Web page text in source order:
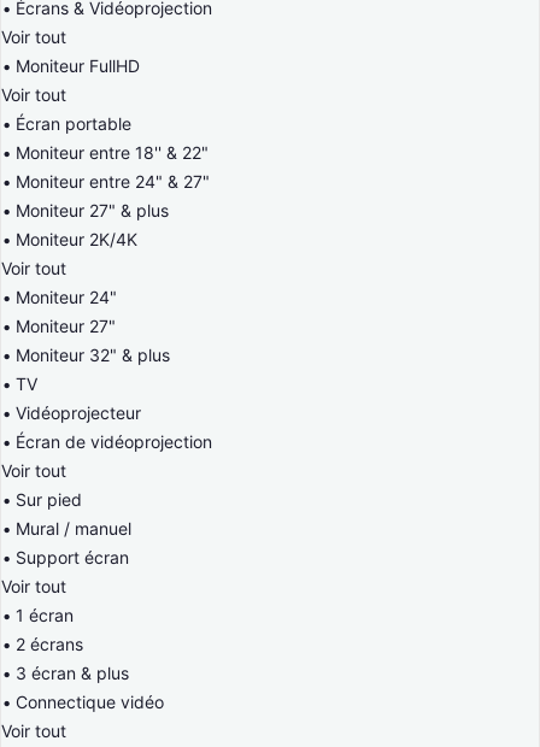
Écrans & Vidéoprojection
Voir tout
Moniteur FullHD
Voir tout
Écran portable
Moniteur entre 18'' & 22"
Moniteur entre 24" & 27"
Moniteur 27" & plus
Moniteur 2K/4K
Voir tout
Moniteur 24"
Moniteur 27"
Moniteur 32" & plus
TV
Vidéoprojecteur
Écran de vidéoprojection
Voir tout
Sur pied
Mural / manuel
Support écran
Voir tout
1 écran
2 écrans
3 écran & plus
Connectique vidéo
Voir tout